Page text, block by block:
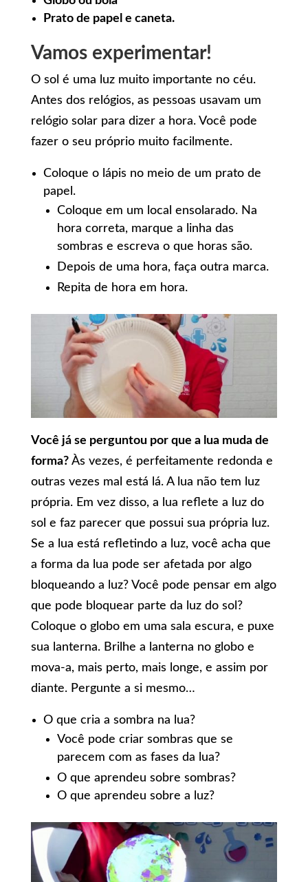
Prato de papel e caneta.
Vamos experimentar!
O sol é uma luz muito importante no céu.
Antes dos relógios, as pessoas usavam um
relógio solar para dizer a hora. Você pode
fazer o seu próprio muito facilmente.
Coloque o lápis no meio de um prato de
papel.
Coloque em um local ensolarado. Na
hora correta, marque a linha das
sombras e escreva o que horas são.
Depois de uma hora, faça outra marca.
Repita de hora em hora.
Você já se perguntou por que a lua muda de
forma? Às vezes, é perfeitamente redonda e
outras vezes mal está lá. A lua não tem luz
própria. Em vez disso, a lua reflete a luz do
sol e faz parecer que possui sua própria luz.
Se a lua está refletindo a luz, você acha que
a forma da lua pode ser afetada por algo
bloqueando a luz? Você pode pensar em algo
que pode bloquear parte da luz do sol?
Coloque o globo em uma sala escura, e puxe
sua lanterna. Brilhe a lanterna no globo e
mova-a, mais perto, mais longe, e assim por
diante. Pergunte a si mesmo…
O que cria a sombra na lua?
Você pode criar sombras que se
parecem com as fases da lua?
O que aprendeu sobre sombras?
O que aprendeu sobre a luz?